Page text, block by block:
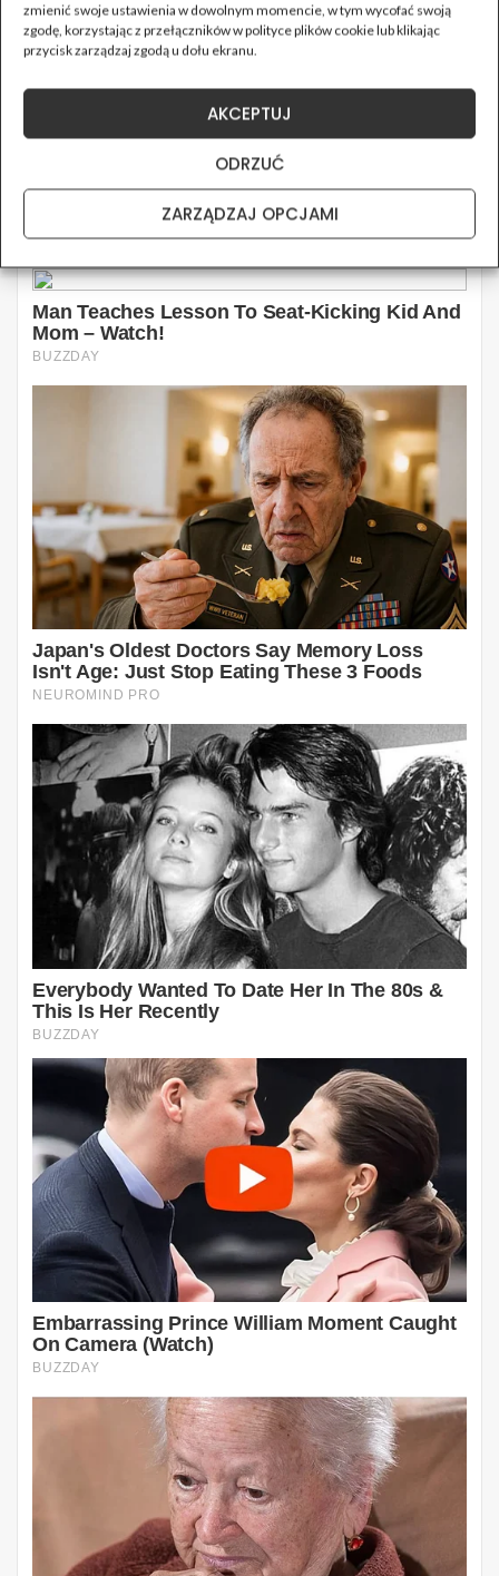
zmienić swoje ustawienia w dowolnym momencie, w tym wycofać swoją
zgodę, korzystając z przełączników w polityce plików cookie lub klikając
przycisk zarządzaj zgodą u dołu ekranu.
AKCEPTUJ
ODRZUĆ
ZARZĄDZAJ OPCJAMI